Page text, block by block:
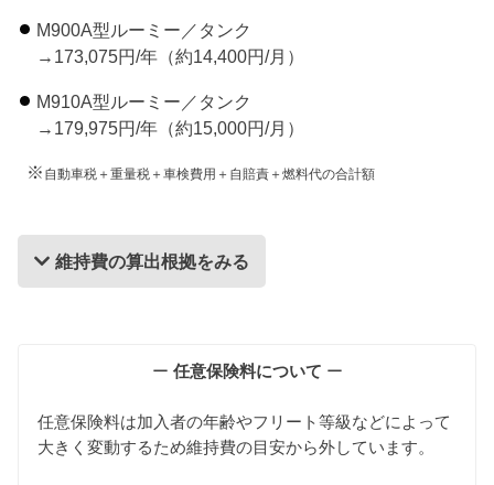
M900A型ルーミー／タンク
→173,075円/年（約14,400円/月）
M910A型ルーミー／タンク
→179,975円/年（約15,000円/月）
※ 自動車税＋重量税＋車検費用＋自賠責＋燃料代の合計額
維持費の算出根拠をみる
維持費の算出根拠
ー 任意保険料について ー
任意保険料は加入者の年齢やフリート等級などによって
大きく変動するため維持費の目安から外しています。